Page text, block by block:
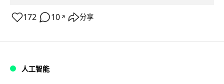
172 10 ↗ 分享
人工智能